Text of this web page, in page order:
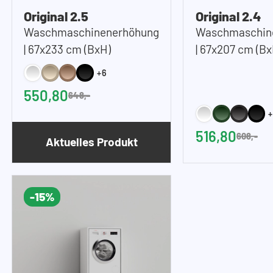
Original 2.5
Waschmaschinenerhöhung
| 67x233 cm (BxH)
+6
550,80648,-
Aktuelles Produkt
Original 2.4
| 67x207 cm
516,80608,-
-15%